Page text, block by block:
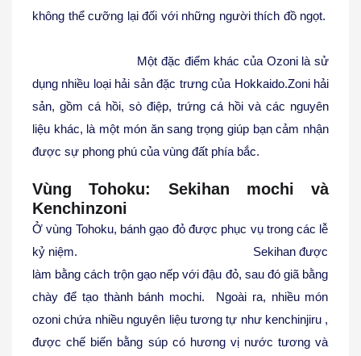
không thể cưỡng lại đối với những người thích đồ ngọt.
Một đặc điểm khác của Ozoni là sử
dụng nhiều loại hải sản đặc trưng của Hokkaido.Zoni hải
sản, gồm cá hồi, sò điệp, trứng cá hồi và các nguyên
liệu khác, là một món ăn sang trọng giúp bạn cảm nhận
được sự phong phú của vùng đất phía bắc.
Vùng Tohoku: Sekihan mochi và
Kenchinzoni
Ở vùng Tohoku, bánh gạo đỏ được phục vụ trong các lễ
kỷ niệm. Sekihan được
làm bằng cách trộn gạo nếp với đậu đỏ, sau đó giã bằng
chày để tạo thành bánh mochi. Ngoài ra, nhiều món
ozoni chứa nhiều nguyên liệu tương tự như kenchinjiru ,
được chế biến bằng súp có hương vị nước tương và